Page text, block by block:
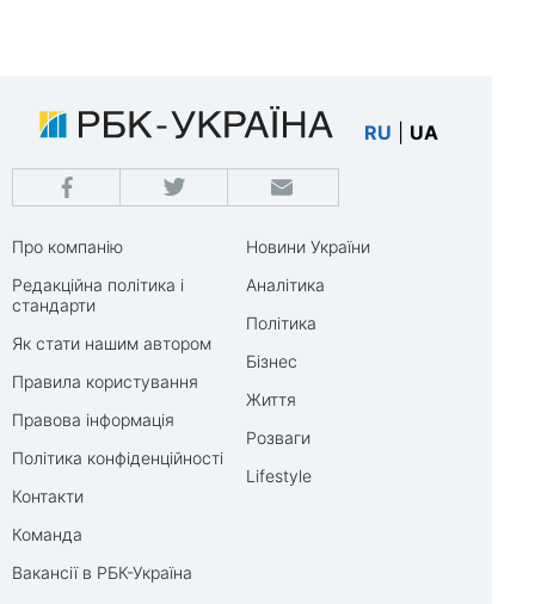
RU UA
Про компанію
Редакційна політика і
стандарти
Як стати нашим автором
Правила користування
Правова інформація
Політика конфіденційності
Контакти
Команда
Вакансії в РБК-Україна
Новини України
Аналітика
Політика
Бізнес
Життя
Розваги
Lifestyle